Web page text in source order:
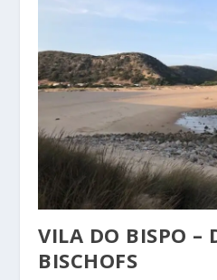
VILA DO BISPO –
BISCHOFS